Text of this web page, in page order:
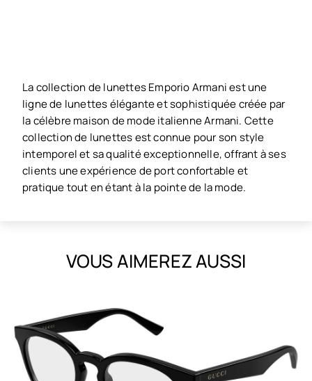
La collection de lunettes Emporio Armani est une
ligne de lunettes élégante et sophistiquée créée par
la célèbre maison de mode italienne Armani. Cette
collection de lunettes est connue pour son style
intemporel et sa qualité exceptionnelle, offrant à ses
clients une expérience de port confortable et
pratique tout en étant à la pointe de la mode.
VOUS AIMEREZ AUSSI